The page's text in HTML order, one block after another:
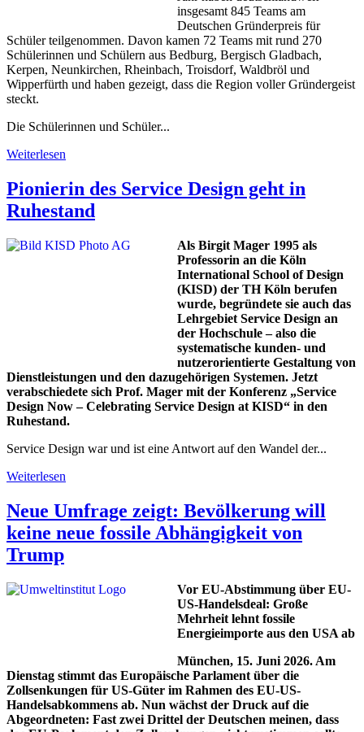
insgesamt 845 Teams am
Deutschen Gründerpreis für
Schüler teilgenommen. Davon kamen 72 Teams mit rund 270
Schülerinnen und Schülern aus Bedburg, Bergisch Gladbach,
Kerpen, Neunkirchen, Rheinbach, Troisdorf, Waldbröl und
Wipperfürth und haben gezeigt, dass die Region voller Gründergeist
steckt.
Die Schülerinnen und Schüler...
Weiterlesen
Pionierin des Service Design geht in
Ruhestand
Als Birgit Mager 1995 als
Professorin an die Köln
International School of Design
(KISD) der TH Köln berufen
wurde, begründete sie auch das
Lehrgebiet Service Design an
der Hochschule – also die
systematische kunden- und
nutzerorientierte Gestaltung von
Dienstleistungen und den dazugehörigen Systemen. Jetzt
verabschiedete sich Prof. Mager mit der Konferenz „Service
Design Now – Celebrating Service Design at KISD“ in den
Ruhestand.
Service Design war und ist eine Antwort auf den Wandel der...
Weiterlesen
Neue Umfrage zeigt: Bevölkerung will
keine neue fossile Abhängigkeit von
Trump
Vor EU-Abstimmung über EU-
US-Handelsdeal: Große
Mehrheit lehnt fossile
Energieimporte aus den USA ab
München, 15. Juni 2026. Am
Dienstag stimmt das Europäische Parlament über die
Zollsenkungen für US-Güter im Rahmen des EU-US-
Handelsabkommens ab. Nun wächst der Druck auf die
Abgeordneten: Fast zwei Drittel der Deutschen meinen, dass